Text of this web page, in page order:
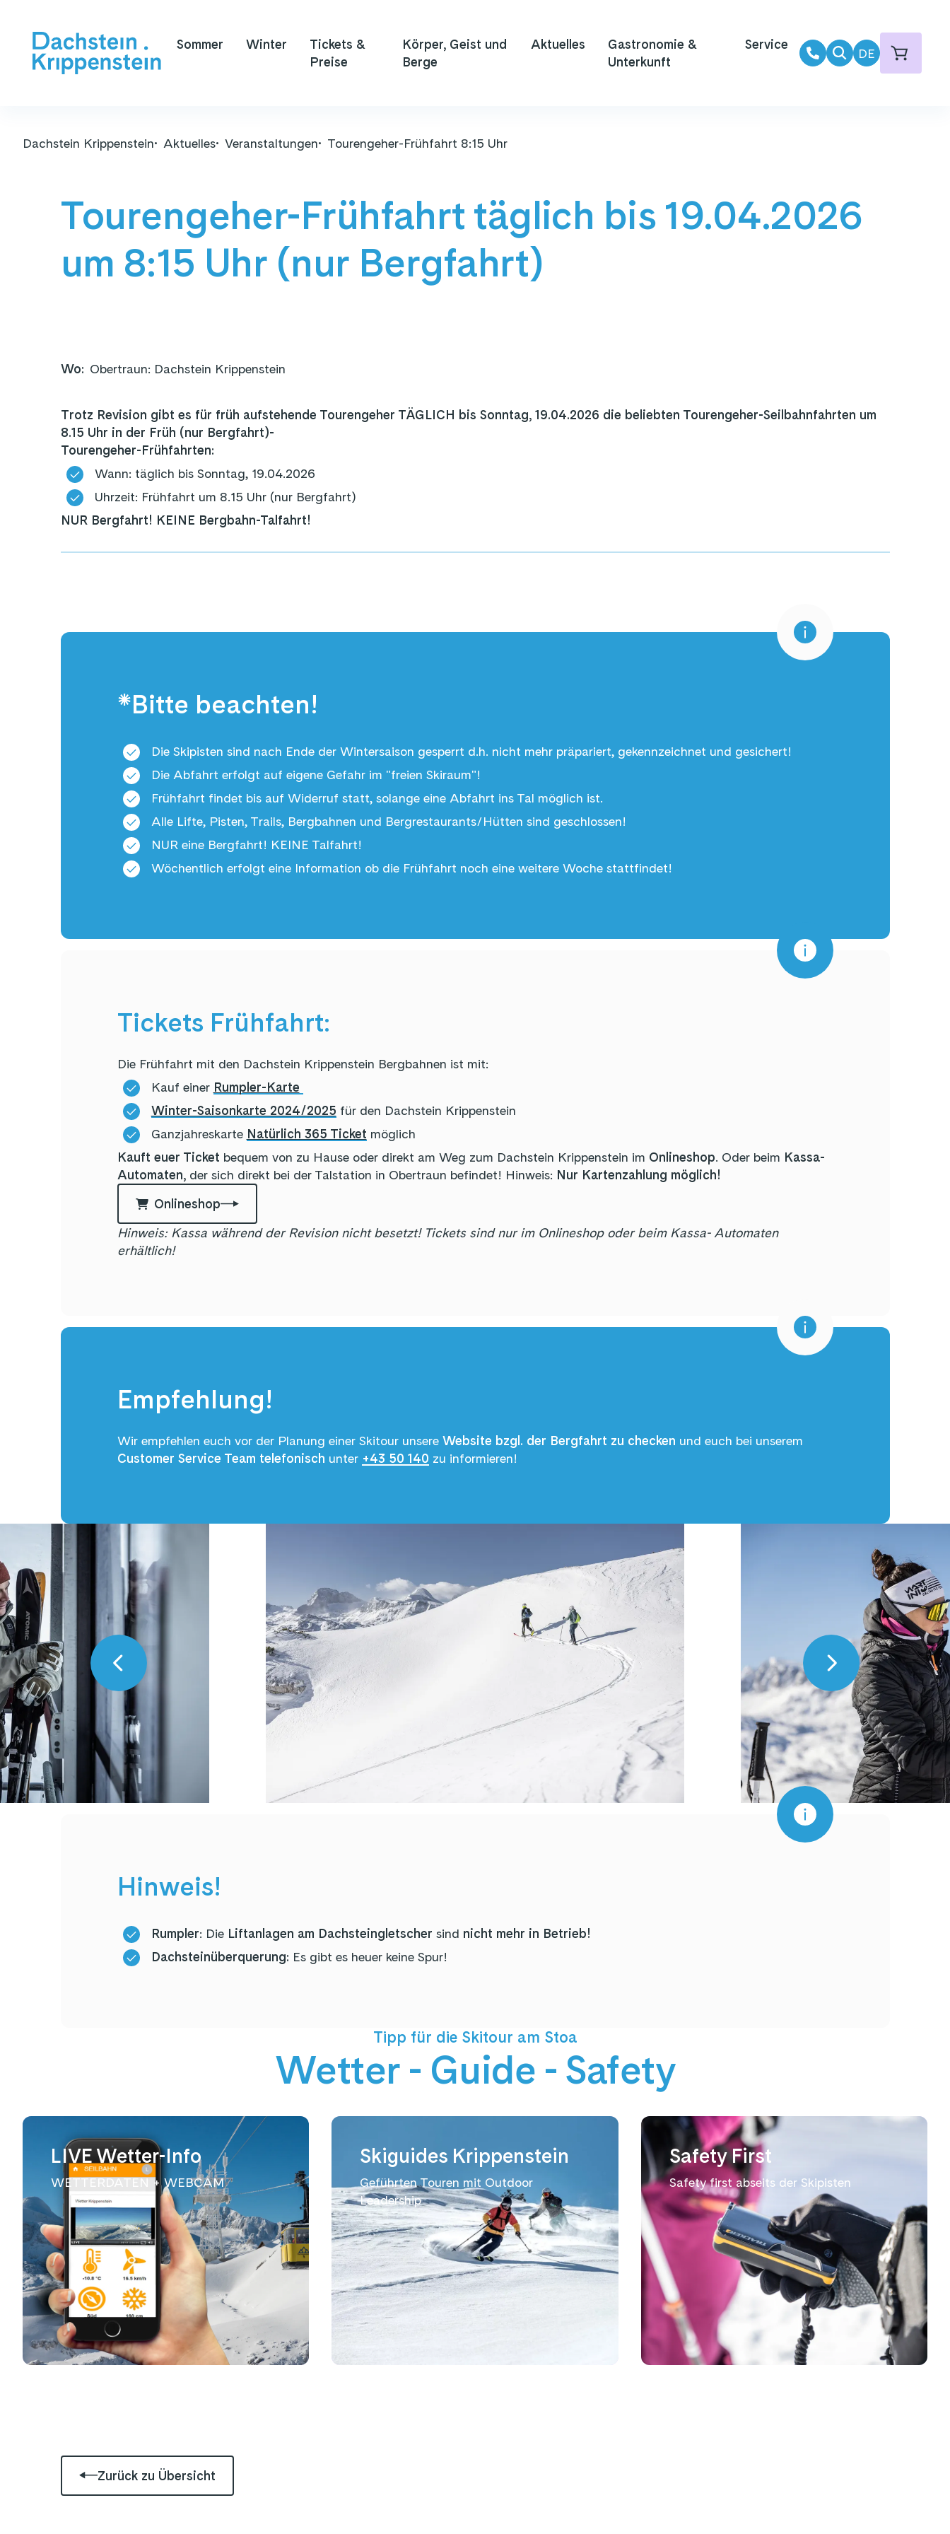
Sommer Winter
Tickets &
Preise
Körper, Geist und
Berge
Aktuelles
Gastronomie &
Unterkunft
Service
DE
Dachstein Krippenstein Aktuelles Veranstaltungen Tourengeher-Frühfahrt 8:15 Uhr
Tourengeher-Frühfahrt täglich bis 19.04.2026
um 8:15 Uhr (nur Bergfahrt)
Wo: Obertraun: Dachstein Krippenstein
Trotz Revision gibt es für früh aufstehende Tourengeher TÄGLICH bis Sonntag, 19.04.2026 die beliebten Tourengeher-Seilbahnfahrten um
8.15 Uhr in der Früh (nur Bergfahrt)-
Tourengeher-Frühfahrten:
Wann: täglich bis Sonntag, 19.04.2026
Uhrzeit: Frühfahrt um 8.15 Uhr (nur Bergfahrt)
NUR Bergfahrt! KEINE Bergbahn-Talfahrt!
*Bitte beachten!
Die Skipisten sind nach Ende der Wintersaison gesperrt d.h. nicht mehr präpariert, gekennzeichnet und gesichert!
Die Abfahrt erfolgt auf eigene Gefahr im "freien Skiraum"!
Frühfahrt findet bis auf Widerruf statt, solange eine Abfahrt ins Tal möglich ist.
Alle Lifte, Pisten, Trails, Bergbahnen und Bergrestaurants/Hütten sind geschlossen!
NUR eine Bergfahrt! KEINE Talfahrt!
Wöchentlich erfolgt eine Information ob die Frühfahrt noch eine weitere Woche stattfindet!
Tickets Frühfahrt:
Die Frühfahrt mit den Dachstein Krippenstein Bergbahnen ist mit:
Kauf einer Rumpler-Karte
Winter-Saisonkarte 2024/2025 für den Dachstein Krippenstein
Ganzjahreskarte Natürlich 365 Ticket möglich
Kauft euer Ticket bequem von zu Hause oder direkt am Weg zum Dachstein Krippenstein im Onlineshop. Oder beim Kassa-
Automaten,der sich direkt bei der Talstation in Obertraun befindet! Hinweis: Nur Kartenzahlung möglich!
Onlineshop
Hinweis: Kassa während der Revision nicht besetzt! Tickets sind nur im Onlineshop oder beim Kassa- Automaten
erhältlich!
Empfehlung!
Wir empfehlen euch vor der Planung einer Skitour unsere Website bzgl. der Bergfahrt zu checken und euch bei unserem
Customer Service Team telefonisch unter +43 50 140 zu informieren!
Hinweis!
Rumpler: Die Liftanlagen am Dachsteingletscher sind nicht mehr in Betrieb!
Dachsteinüberquerung: Es gibt es heuer keine Spur!
Tipp für die Skitour am Stoa
Wetter - Guide - Safety
LIVE Wetter-Info
WETTERDATEN + WEBCAM
Skiguides Krippenstein
Geführten Touren mit Outdoor
Leadership
Safety First
Safety first abseits der Skipisten
Zurück zu Übersicht